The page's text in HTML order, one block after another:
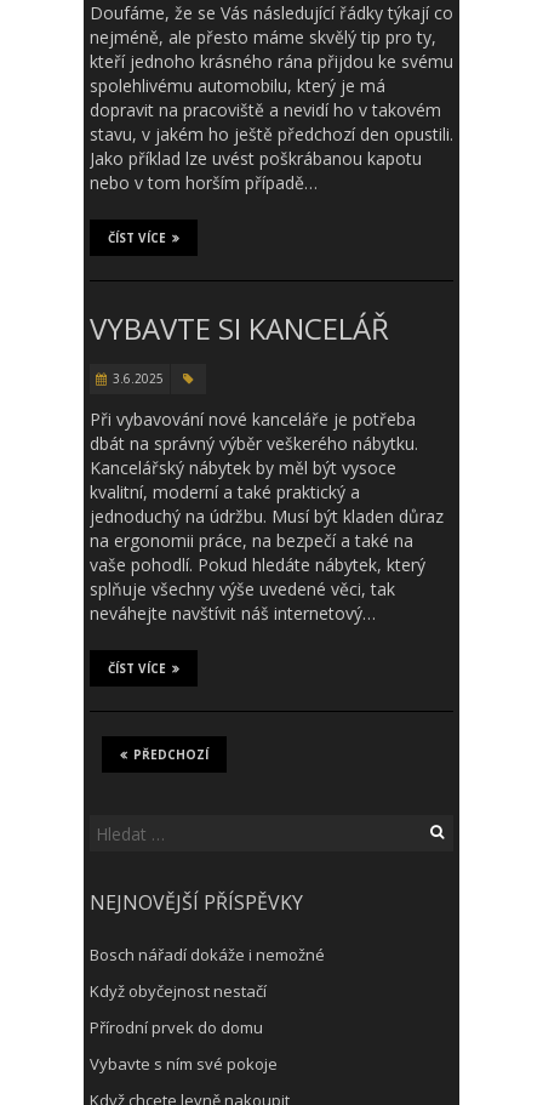
Doufáme, že se Vás následující řádky týkají co
nejméně, ale přesto máme skvělý tip pro ty,
kteří jednoho krásného rána přijdou ke svému
spolehlivému automobilu, který je má
dopravit na pracoviště a nevidí ho v takovém
stavu, v jakém ho ještě předchozí den opustili.
Jako příklad lze uvést poškrábanou kapotu
nebo v tom horším případě…
ČÍST VÍCE
VYBAVTE SI KANCELÁŘ
3.6.2025
Při vybavování nové kanceláře je potřeba
dbát na správný výběr veškerého nábytku.
Kancelářský nábytek by měl být vysoce
kvalitní, moderní a také praktický a
jednoduchý na údržbu. Musí být kladen důraz
na ergonomii práce, na bezpečí a také na
vaše pohodlí. Pokud hledáte nábytek, který
splňuje všechny výše uvedené věci, tak
neváhejte navštívit náš internetový…
ČÍST VÍCE
PŘEDCHOZÍ
Vyhledávání
NEJNOVĚJŠÍ PŘÍSPĚVKY
Bosch nářadí dokáže i nemožné
Když obyčejnost nestačí
Přírodní prvek do domu
Vybavte s ním své pokoje
Když chcete levně nakoupit